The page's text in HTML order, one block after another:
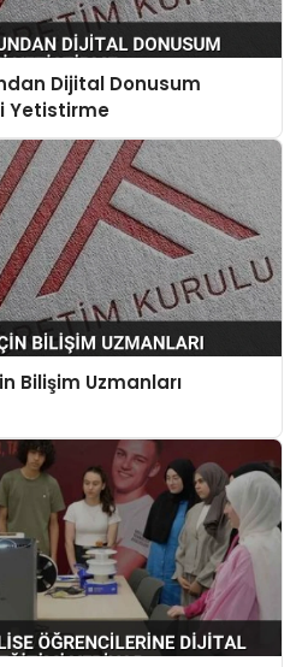
Dijital Donusum
Yetistirme
Bilişim Uzmanları